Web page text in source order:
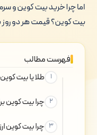
اما چرا خرید بیت کوین و
بیت کوین؟ قیمت هر دو روز
فهرست مطالب
طلا یا بیت
چرا بیت کوین
چرا بیت کوین